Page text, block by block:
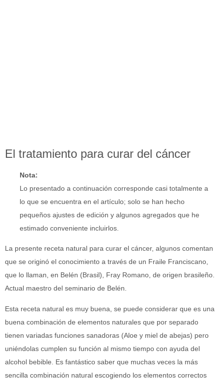
El tratamiento para curar del cáncer
Nota:
Lo presentado a continuación corresponde casi totalmente a
lo que se encuentra en el artículo; solo se han hecho
pequeños ajustes de edición y algunos agregados que he
estimado conveniente incluirlos.
La presente receta natural para curar el cáncer, algunos comentan
que se originó el conocimiento a través de un Fraile Franciscano,
que lo llaman, en Belén (Brasil), Fray Romano, de origen brasileño.
Actual maestro del seminario de Belén.
Esta receta natural es muy buena, se puede considerar que es una
buena combinación de elementos naturales que por separado
tienen variadas funciones sanadoras (Aloe y miel de abejas) pero
uniéndolas cumplen su función al mismo tiempo con ayuda del
alcohol bebible. Es fantástico saber que muchas veces la más
sencilla combinación natural escogiendo los elementos correctos